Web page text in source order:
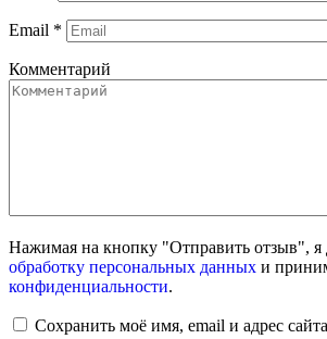
Email *
Комментарий
Нажимая на кнопку "Отправить отзыв", я
обработку персональных данных и
конфиденциальности.
Сохранить моё имя, email и адрес